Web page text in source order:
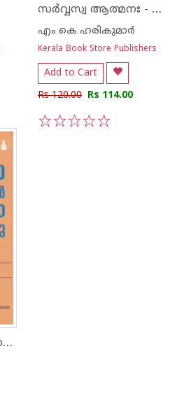
സര്‍വ്വസ്വ ആത്മനഃ - ബൃഹദാരണ്യകോപനിഷത് വായന
എം കെ ഹരികുമാര്‍
Kerala Book Store Publishers
Add to Cart
Rs 120.00 Rs 114.00
അനന്യമായ ഓർമ്മപ്പാതകളിൽ ലോകം ഇതാ പുനർജനിക്കുന്നു